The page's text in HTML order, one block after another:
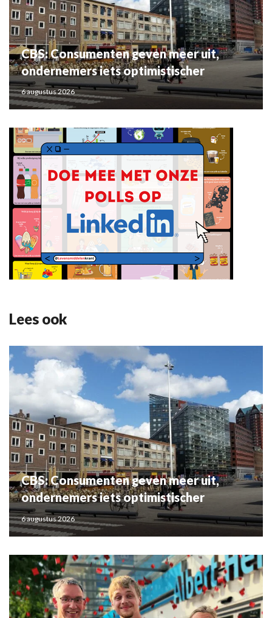
CBS: Consumenten geven meer uit,
ondernemers iets optimistischer
6 augustus 2026
Lees ook
CBS: Consumenten geven meer uit,
ondernemers iets optimistischer
6 augustus 2026